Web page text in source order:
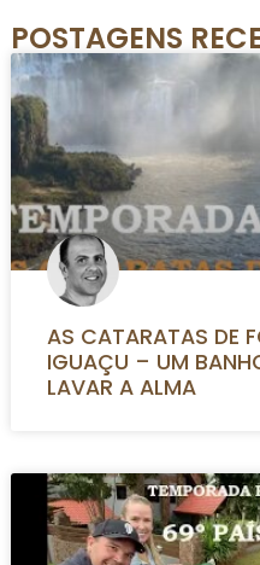
POSTAGENS
AS CATARATAS DE
IGUAÇU – UM
LAVAR A ALMA